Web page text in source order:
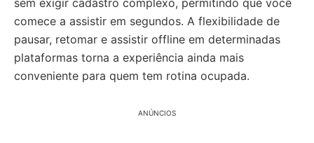
sem exigir cadastro complexo, permitindo que você
comece a assistir em segundos. A flexibilidade de
pausar, retomar e assistir offline em determinadas
plataformas torna a experiência ainda mais
conveniente para quem tem rotina ocupada.
ANÚNCIOS